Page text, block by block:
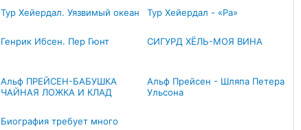
Тур Хейердал. Уязвимый океан Тур Хейердал - «Ра»
Генрик Ибсен. Пер Гюнт СИГУРД ХЁЛЬ-МОЯ ВИНА
Альф ПРЕЙСЕН-БАБУШКА
ЧАЙНАЯ ЛОЖКА И КЛАД
Альф Прейсен - Шляпа Петера
Ульсона
Биография требует много